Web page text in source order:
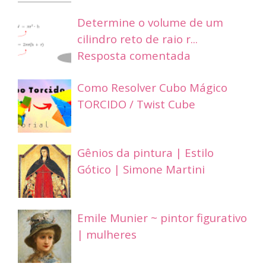
Determine o volume de um
cilindro reto de raio r...
Resposta comentada
Como Resolver Cubo Mágico
TORCIDO / Twist Cube
Gênios da pintura | Estilo
Gótico | Simone Martini
Emile Munier ~ pintor figurativo
| mulheres